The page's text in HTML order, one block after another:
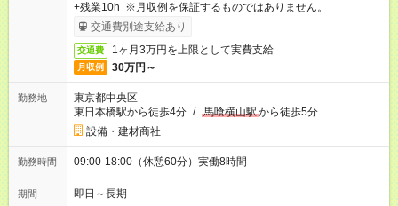
+残業10h ※月収例を保証するものではありません。
交通費別途支給あり
交通費 1ヶ月3万円を上限として実費支給
月収例 30万円～
勤務地
東京都中央区
東日本橋駅から徒歩4分 / 馬喰横山駅から徒歩5分
設備・建材商社
勤務時間 09:00-18:00（休憩60分）実働8時間
期間 即日～長期